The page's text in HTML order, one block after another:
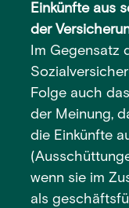
Einkünfte aus
der
Im Gegensatz
Folge auch
der Meinung,
die Einkünfte
wenn sie im
als